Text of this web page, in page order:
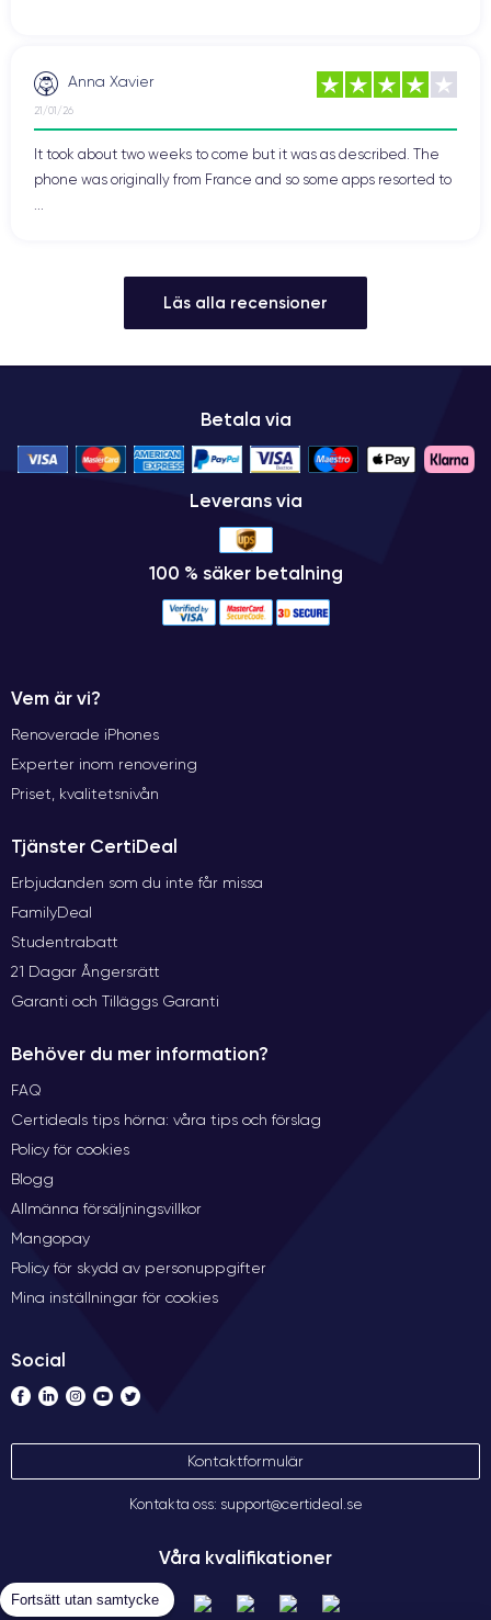
Anna Xavier
21/01/26
It took about two weeks to come but it was as described. The
phone was originally from France and so some apps resorted to
Läs alla recensioner
Betala via
Leverans via
100 % säker betalning
Vem är vi?
Renoverade iPhones
Experter inom renovering
Priset, kvalitetsnivån
Tjänster CertiDeal
Erbjudanden som du inte får missa
FamilyDeal
Studentrabatt
21 Dagar Ångersrätt
Garanti och Tilläggs Garanti
Behöver du mer information?
FAQ
Certideals tips hörna: våra tips och förslag
Policy för cookies
Blogg
Allmänna försäljningsvillkor
Mangopay
Policy för skydd av personuppgifter
Mina inställningar för cookies
Social
Kontaktformulär
Kontakta oss: support@certideal.se
Våra kvalifikationer
Fortsätt utan samtycke